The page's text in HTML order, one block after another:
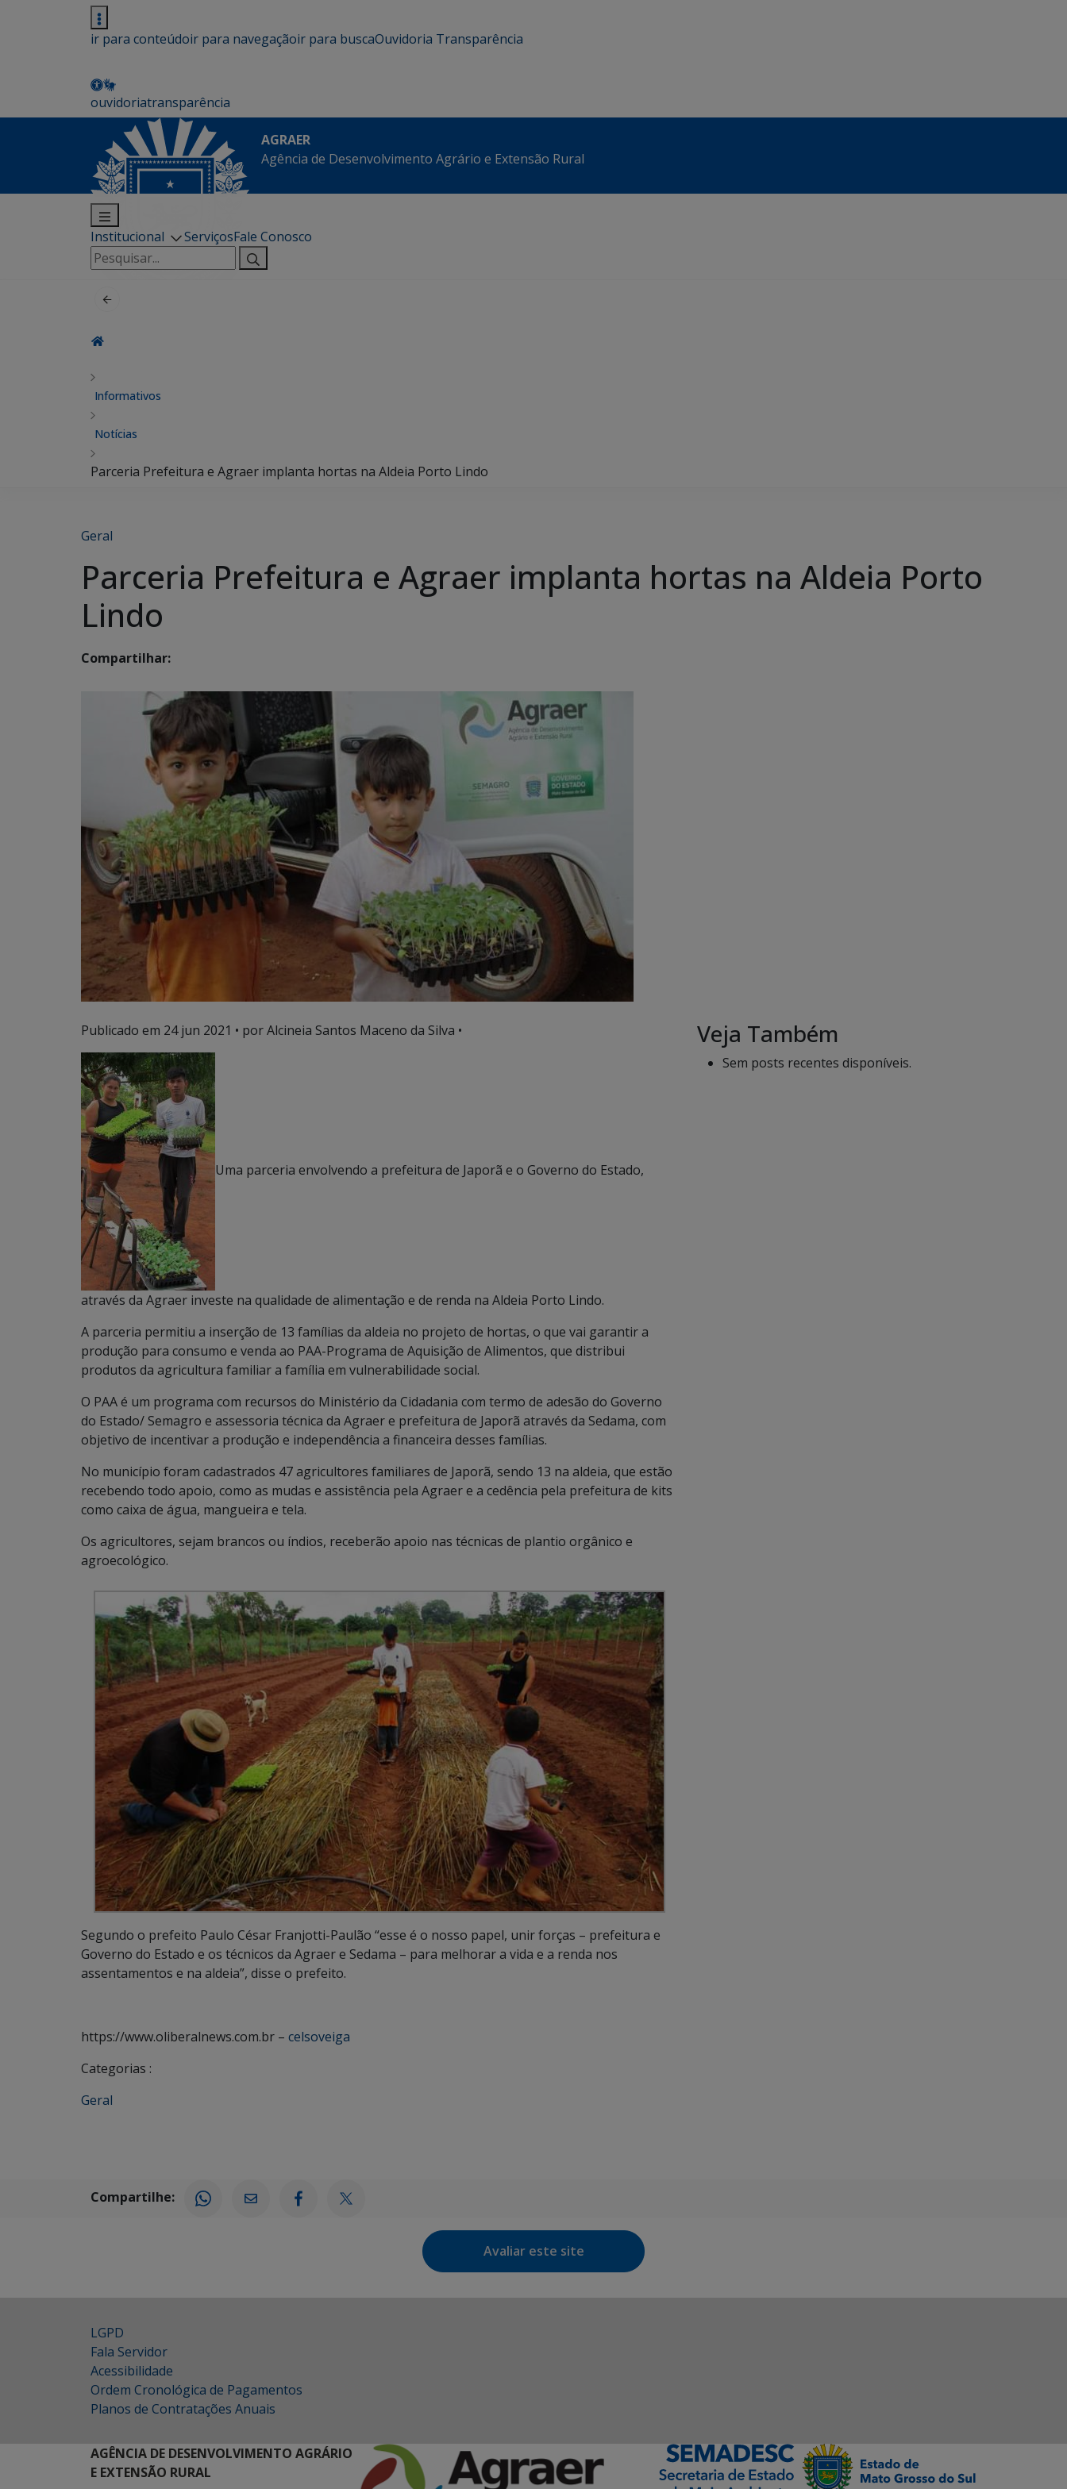
ir para conteúdoir para navegaçãoir para buscaOuvidoria Transparência
ouvidoriatransparência
AGRAER
Agência de Desenvolvimento Agrário e Extensão Rural
Institucional ServiçosFale Conosco
Pesquisar
por:
Informativos
Notícias
Parceria Prefeitura e Agraer implanta hortas na Aldeia Porto Lindo
Geral
Parceria Prefeitura e Agraer implanta hortas na Aldeia Porto
Lindo
Compartilhar:
Publicado em 24 jun 2021 • por Alcineia Santos Maceno da Silva •
Uma parceria envolvendo a prefeitura de Japorã e o Governo do Estado,
através da Agraer investe na qualidade de alimentação e de renda na Aldeia Porto Lindo.
A parceria permitiu a inserção de 13 famílias da aldeia no projeto de hortas, o que vai garantir a
produção para consumo e venda ao PAA-Programa de Aquisição de Alimentos, que distribui
produtos da agricultura familiar a família em vulnerabilidade social.
O PAA é um programa com recursos do Ministério da Cidadania com termo de adesão do Governo
do Estado/ Semagro e assessoria técnica da Agraer e prefeitura de Japorã através da Sedama, com
objetivo de incentivar a produção e independência a financeira desses famílias.
No município foram cadastrados 47 agricultores familiares de Japorã, sendo 13 na aldeia, que estão
recebendo todo apoio, como as mudas e assistência pela Agraer e a cedência pela prefeitura de kits
como caixa de água, mangueira e tela.
Os agricultores, sejam brancos ou índios, receberão apoio nas técnicas de plantio orgânico e
agroecológico.
Segundo o prefeito Paulo César Franjotti-Paulão “esse é o nosso papel, unir forças – prefeitura e
Governo do Estado e os técnicos da Agraer e Sedama – para melhorar a vida e a renda nos
assentamentos e na aldeia”, disse o prefeito.
https://www.oliberalnews.com.br – celsoveiga
Categorias :
Geral
Veja Também
Sem posts recentes disponíveis.
Compartilhe:
Avaliar este site
LGPD
Fala Servidor
Acessibilidade
Ordem Cronológica de Pagamentos
Planos de Contratações Anuais
AGÊNCIA DE DESENVOLVIMENTO AGRÁRIO
E EXTENSÃO RURAL